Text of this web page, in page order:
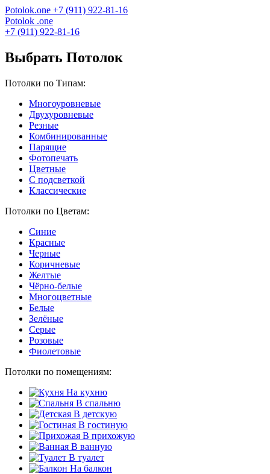
Potolok.one +7 (911) 922-81-16
Potolok .one
+7 (911) 922-81-16
Выбрать Потолок
Потолки по Типам:
Многоуровневые
Двухуровневые
Резные
Комбинированные
Парящие
Фотопечать
Цветные
С подсветкой
Классические
Потолки по Цветам:
Синие
Красные
Черные
Коричневые
Желтые
Чёрно-белые
Многоцветные
Белые
Зелёные
Серые
Розовые
Фиолетовые
Потолки по помещениям:
На кухню
В спальню
В детскую
В гостиную
В прихожую
В ванную
В туалет
На балкон